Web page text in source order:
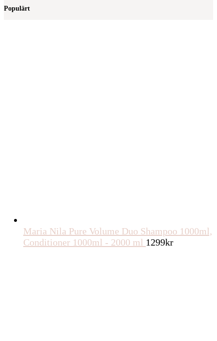
Populärt
Maria Nila Pure Volume Duo Shampoo 1000ml,
Conditioner 1000ml - 2000 ml 1299kr